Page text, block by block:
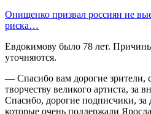
Онищенко призвал россиян не
риска…
Евдокимову было 78 лет.
уточняются.
— Спасибо вам дорогие зрители,
творчеству великого артиста, за
Спасибо, дорогие подписчики,
которые очень поддержали